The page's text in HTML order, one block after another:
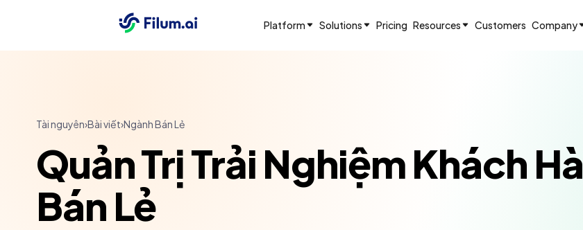
Platform Solutions Pricing Resources Customers Company
Tài nguyên›Bài viết›Ngành Bán Lẻ
Quản Trị Trải Nghiệm Khách
Bán Lẻ